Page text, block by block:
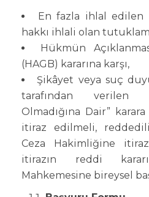
En fazla ihlal
hakkı ihlali olan
Hükmün
(HAGB) kararına karşı,
Şikâyet veya suç
tarafından verilen
Olmadığına Dair”
itiraz edilmeli,
Ceza Hakimliğine
itirazın reddi
Mahkemesine bireysel